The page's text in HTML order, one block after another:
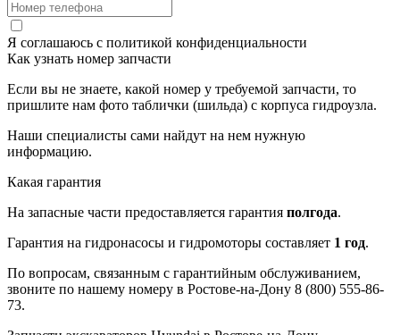
Я соглашаюсь с политикой конфиденциальности
Как узнать номер запчасти
Если вы не знаете, какой номер у требуемой запчасти, то
пришлите нам фото таблички (шильда) с корпуса гидроузла.
Наши специалисты сами найдут на нем нужную
информацию.
Какая гарантия
На запасные части предоставляется гарантия полгода.
Гарантия на гидронасосы и гидромоторы составляет 1 год.
По вопросам, связанным с гарантийным обслуживанием,
звоните по нашему номеру в Ростове-на-Дону 8 (800) 555-86-
73.